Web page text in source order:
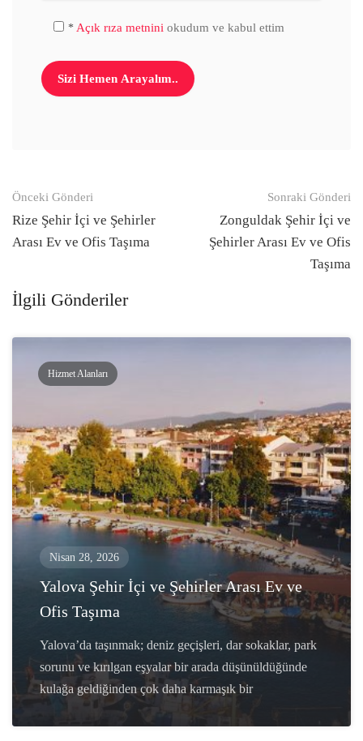
* Açık rıza metnini okudum ve kabul ettim
Gönderi
navigasyonu
Önceki Gönderi
Rize Şehir İçi ve Şehirler
Arası Ev ve Ofis Taşıma
Sonraki Gönderi
Zonguldak Şehir İçi ve
Şehirler Arası Ev ve Ofis
Taşıma
İlgili Gönderiler
Hizmet Alanları
Nisan 28, 2026
Yalova Şehir İçi ve Şehirler Arası Ev ve
Ofis Taşıma
Yalova’da taşınmak; deniz geçişleri, dar sokaklar, park
sorunu ve kırılgan eşyalar bir arada düşünüldüğünde
kulağa geldiğinden çok daha karmaşık bir